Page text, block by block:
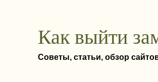
Как выйти
Советы, статьи, обзор